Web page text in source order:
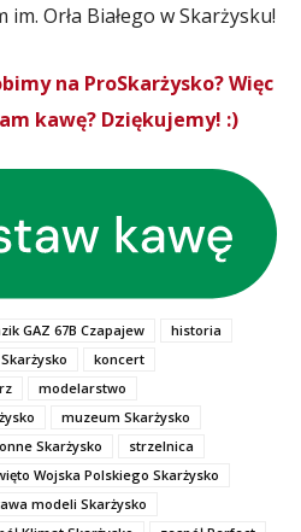
Orła Białego w Skarżysku!
na ProSkarżysko? Więc
kawę? Dziękujemy! :)
GAZ 67B Czapajew
historia
koncert
modelarstwo
muzeum Skarżysko
Skarżysko
strzelnica
Wojska Polskiego Skarżysko
modeli Skarżysko